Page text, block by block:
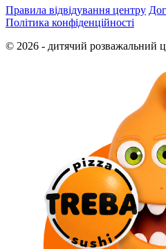
Правила відвідування центру
Політика конфіденційності
© 2026 - дитячий розважальний